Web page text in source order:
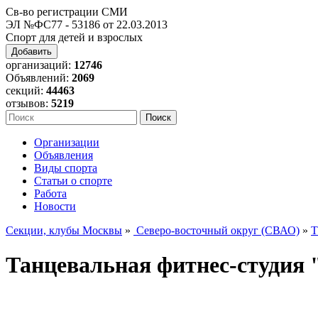
Св-во регистрации СМИ
ЭЛ №ФС77 - 53186 от 22.03.2013
Спорт для детей и взрослых
Добавить
организаций: 12746
Объявлений: 2069
секций: 44463
отзывов: 5219
Организации
Объявления
Виды спорта
Статьи о спорте
Работа
Новости
Секции, клубы Москвы » Северо-восточный округ (СВАО) »
Танцевальная фитнес-